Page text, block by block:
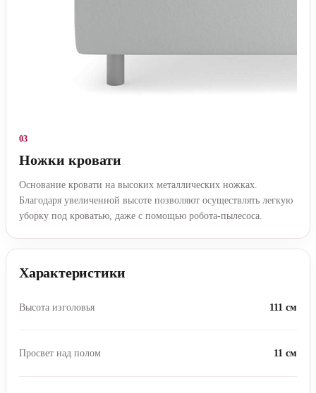
03
Ножки кровати
Основание кровати на высоких металлических ножках.
Благодаря увеличенной высоте позволяют осуществлять легкую
уборку под кроватью, даже с помощью робота-пылесоса.
Характеристики
Высота изголовья 111 см
Просвет над полом 11 см